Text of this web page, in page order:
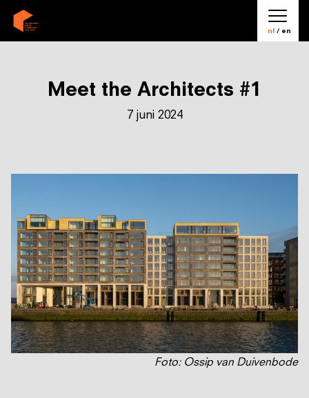
nl / en
Meet the Architects #1
7 juni 2024
Foto: Ossip van Duivenbode